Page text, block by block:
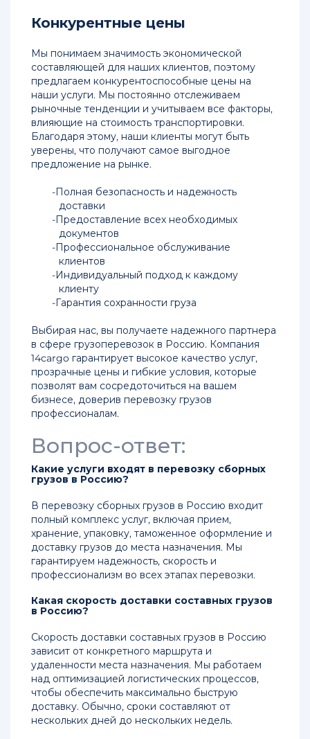
Конкурентные цены
Мы понимаем значимость экономической
составляющей для наших клиентов, поэтому
предлагаем конкурентоспособные цены на
наши услуги. Мы постоянно отслеживаем
рыночные тенденции и учитываем все факторы,
влияющие на стоимость транспортировки.
Благодаря этому, наши клиенты могут быть
уверены, что получают самое выгодное
предложение на рынке.
Полная безопасность и надежность
доставки
Предоставление всех необходимых
документов
Профессиональное обслуживание
клиентов
Индивидуальный подход к каждому
клиенту
Гарантия сохранности груза
Выбирая нас, вы получаете надежного партнера
в сфере грузоперевозок в Россию. Компания
14cargo гарантирует высокое качество услуг,
прозрачные цены и гибкие условия, которые
позволят вам сосредоточиться на вашем
бизнесе, доверив перевозку грузов
профессионалам.
Вопрос-ответ:
Какие услуги входят в перевозку сборных
грузов в Россию?
В перевозку сборных грузов в Россию входит
полный комплекс услуг, включая прием,
хранение, упаковку, таможенное оформление и
доставку грузов до места назначения. Мы
гарантируем надежность, скорость и
профессионализм во всех этапах перевозки.
Какая скорость доставки составных грузов
в Россию?
Скорость доставки составных грузов в Россию
зависит от конкретного маршрута и
удаленности места назначения. Мы работаем
над оптимизацией логистических процессов,
чтобы обеспечить максимально быструю
доставку. Обычно, сроки составляют от
нескольких дней до нескольких недель.